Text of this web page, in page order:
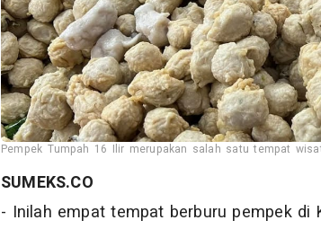
Pempek Tumpah 16 Ilir merupakan salah satu tempat
SUMEKS.CO
- Inilah empat tempat berburu pempek di